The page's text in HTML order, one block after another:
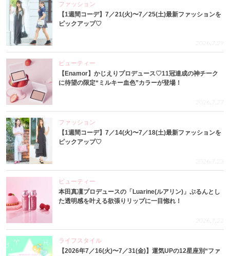
ファッション
【1週間コーデ】7／21(火)〜7／25(土)最新ファッションを
ピックアップ♡
2026.7.29
ビューティー
【Enamor】かじえりプロデュース♡11冠達成の神チーク
に待望の限定“ミルキー血色”カラーが登場！
2026.7.27
ファッション
【1週間コーデ】7／14(火)〜7／18(土)最新ファッションを
ピックアップ♡
2026.7.23
ビューティー
本田真凜プロデュースの「Luarine(ルアリン)」ぷるんとし
た透明感を叶える欲張りリップに一目惚れ！
2026.7.22
ライフスタイル
【2026年7／16(火)〜7／31(金)】運気UPの12星座別“ファ